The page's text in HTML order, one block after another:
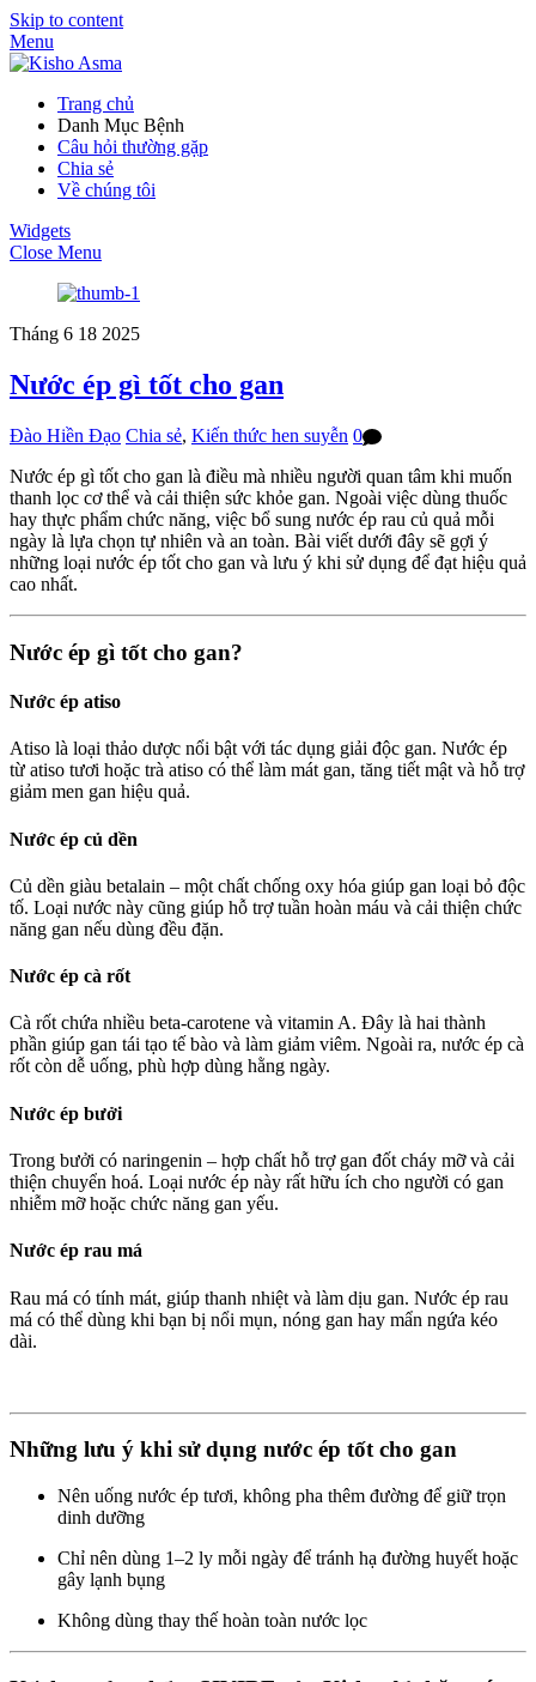
Skip to content
Menu
Trang chủ
Danh Mục Bệnh
Câu hỏi thường gặp
Chia sẻ
Về chúng tôi
Widgets
Close Menu
Tháng 6 18 2025
Nước ép gì tốt cho gan
Đào Hiền Đạo Chia sẻ, Kiến thức hen suyễn 0
Nước ép gì tốt cho gan là điều mà nhiều người quan tâm khi muốn
thanh lọc cơ thể và cải thiện sức khỏe gan. Ngoài việc dùng thuốc
hay thực phẩm chức năng, việc bổ sung nước ép rau củ quả mỗi
ngày là lựa chọn tự nhiên và an toàn. Bài viết dưới đây sẽ gợi ý
những loại nước ép tốt cho gan và lưu ý khi sử dụng để đạt hiệu quả
cao nhất.
Nước ép gì tốt cho gan?
Nước ép atiso
Atiso là loại thảo dược nổi bật với tác dụng giải độc gan. Nước ép
từ atiso tươi hoặc trà atiso có thể làm mát gan, tăng tiết mật và hỗ trợ
giảm men gan hiệu quả.
Nước ép củ dền
Củ dền giàu betalain – một chất chống oxy hóa giúp gan loại bỏ độc
tố. Loại nước này cũng giúp hỗ trợ tuần hoàn máu và cải thiện chức
năng gan nếu dùng đều đặn.
Nước ép cà rốt
Cà rốt chứa nhiều beta-carotene và vitamin A. Đây là hai thành
phần giúp gan tái tạo tế bào và làm giảm viêm. Ngoài ra, nước ép cà
rốt còn dễ uống, phù hợp dùng hằng ngày.
Nước ép bưởi
Trong bưởi có naringenin – hợp chất hỗ trợ gan đốt cháy mỡ và cải
thiện chuyển hoá. Loại nước ép này rất hữu ích cho người có gan
nhiễm mỡ hoặc chức năng gan yếu.
Nước ép rau má
Rau má có tính mát, giúp thanh nhiệt và làm dịu gan. Nước ép rau
má có thể dùng khi bạn bị nổi mụn, nóng gan hay mẩn ngứa kéo
dài.
Những lưu ý khi sử dụng nước ép tốt cho gan
Nên uống nước ép tươi, không pha thêm đường để giữ trọn
dinh dưỡng
Chỉ nên dùng 1–2 ly mỗi ngày để tránh hạ đường huyết hoặc
gây lạnh bụng
Không dùng thay thế hoàn toàn nước lọc